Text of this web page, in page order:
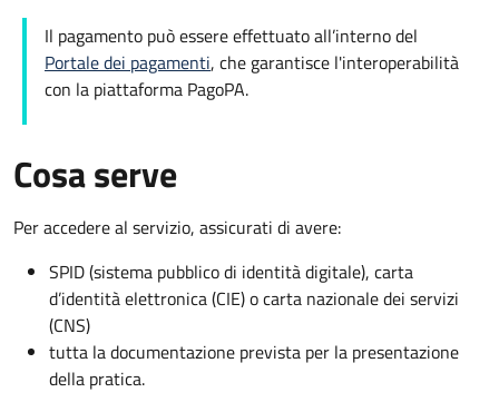
Il pagamento può essere effettuato all’interno del
Portale dei pagamenti, che garantisce l'interoperabilità
con la piattaforma PagoPA.
Cosa serve
Per accedere al servizio, assicurati di avere:
SPID (sistema pubblico di identità digitale), carta
d’identità elettronica (CIE) o carta nazionale dei servizi
(CNS)
tutta la documentazione prevista per la presentazione
della pratica.